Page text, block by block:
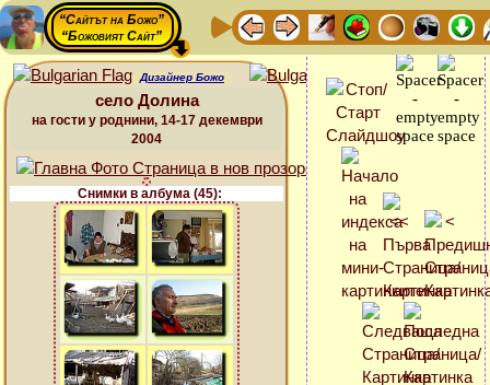
“Сайтът на Божо”
“Божовият Сайт”
Дизайнер Божо
село Долина
на гости у роднини, 14-17 декември
2004
Снимки в албума (45):